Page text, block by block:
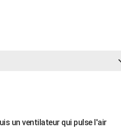
un ventilateur qui pulse l'air